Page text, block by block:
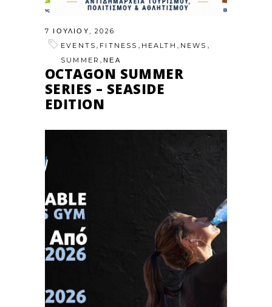
7 ΙΟΥΛΊΟΥ, 2026
EVENTS , FITNESS , HEALTH , NEWS ,
SUMMER ,ΝΕΑ
OCTAGON SUMMER
SERIES – SEASIDE
EDITION